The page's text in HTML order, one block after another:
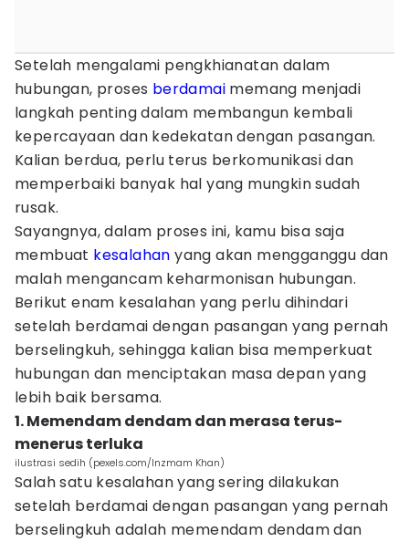
Setelah mengalami pengkhianatan dalam
hubungan, proses berdamai memang menjadi
langkah penting dalam membangun kembali
kepercayaan dan kedekatan dengan pasangan.
Kalian berdua, perlu terus berkomunikasi dan
memperbaiki banyak hal yang mungkin sudah
rusak.
Sayangnya, dalam proses ini, kamu bisa saja
membuat kesalahan yang akan mengganggu dan
malah mengancam keharmonisan hubungan.
Berikut enam kesalahan yang perlu dihindari
setelah berdamai dengan pasangan yang pernah
berselingkuh, sehingga kalian bisa memperkuat
hubungan dan menciptakan masa depan yang
lebih baik bersama.
1. Memendam dendam dan merasa terus-
menerus terluka
ilustrasi sedih (pexels.com/Inzmam Khan)
Salah satu kesalahan yang sering dilakukan
setelah berdamai dengan pasangan yang pernah
berselingkuh adalah memendam dendam dan